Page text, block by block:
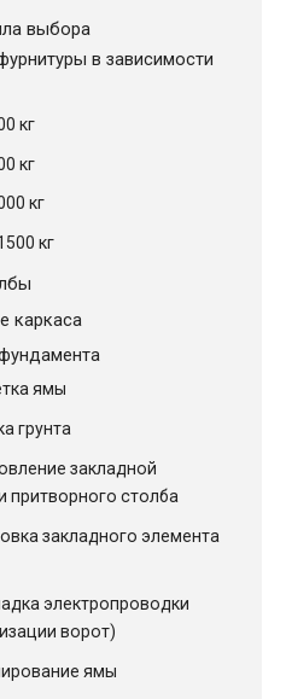
выбора
в зависимости
кг
кг
кг
кг
каркаса
ямы
грунта
закладной
притворного столба
закладного элемента
электропроводки
ворот)
ямы